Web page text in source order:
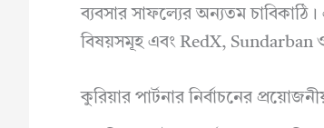
ব্যবসার সাফল্যের অন্যতম চাবিকাঠি।
বিষয়সমূহ এবং RedX, Sundarban
কুরিয়ার পার্টনার নির্বাচনের